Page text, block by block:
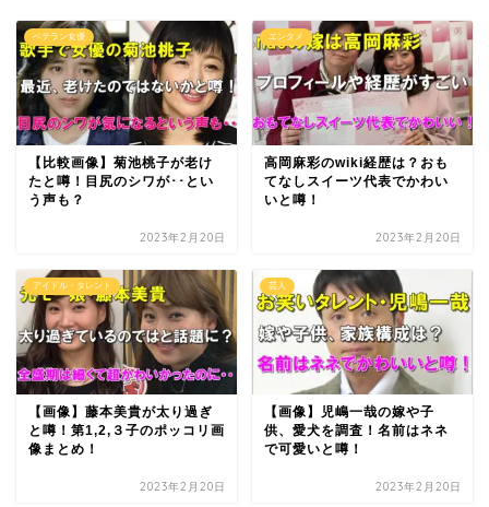
ベテラン女優
【比較画像】菊池桃子が老け
たと噂！目尻のシワが･･とい
う声も？
2023年2月20日
エンタメ
高岡麻彩のwiki経歴は？おも
てなしスイーツ代表でかわい
いと噂！
2023年2月20日
アイドル・タレント
【画像】藤本美貴が太り過ぎ
と噂！第1,2,３子のポッコリ画
像まとめ！
2023年2月20日
芸人
【画像】児嶋一哉の嫁や子
供、愛犬を調査！名前はネネ
で可愛いと噂！
2023年2月20日